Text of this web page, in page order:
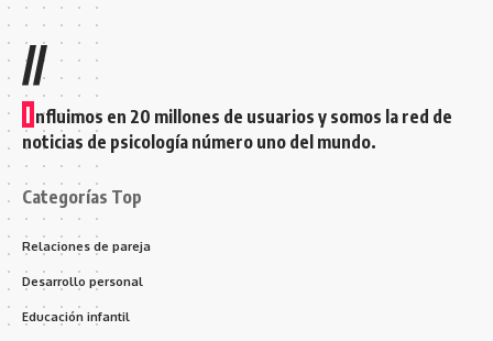
//
I nfluimos en 20 millones de usuarios y somos la red de
noticias de psicología número uno del mundo.
Categorías Top
Relaciones de pareja
Desarrollo personal
Educación infantil